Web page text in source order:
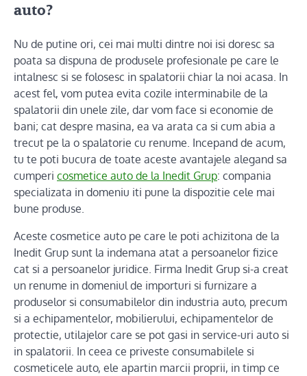
auto?
Nu de putine ori, cei mai multi dintre noi isi doresc sa
poata sa dispuna de produsele profesionale pe care le
intalnesc si se folosesc in spalatorii chiar la noi acasa. In
acest fel, vom putea evita cozile interminabile de la
spalatorii din unele zile, dar vom face si economie de
bani; cat despre masina, ea va arata ca si cum abia a
trecut pe la o spalatorie cu renume. Incepand de acum,
tu te poti bucura de toate aceste avantajele alegand sa
cumperi cosmetice auto de la Inedit Grup: compania
specializata in domeniu iti pune la dispozitie cele mai
bune produse.
Aceste cosmetice auto pe care le poti achizitona de la
Inedit Grup sunt la indemana atat a persoanelor fizice
cat si a persoanelor juridice. Firma Inedit Grup si-a creat
un renume in domeniul de importuri si furnizare a
produselor si consumabilelor din industria auto, precum
si a echipamentelor, mobilierului, echipamentelor de
protectie, utilajelor care se pot gasi in service-uri auto si
in spalatorii. In ceea ce priveste consumabilele si
cosmeticele auto, ele apartin marcii proprii, in timp ce